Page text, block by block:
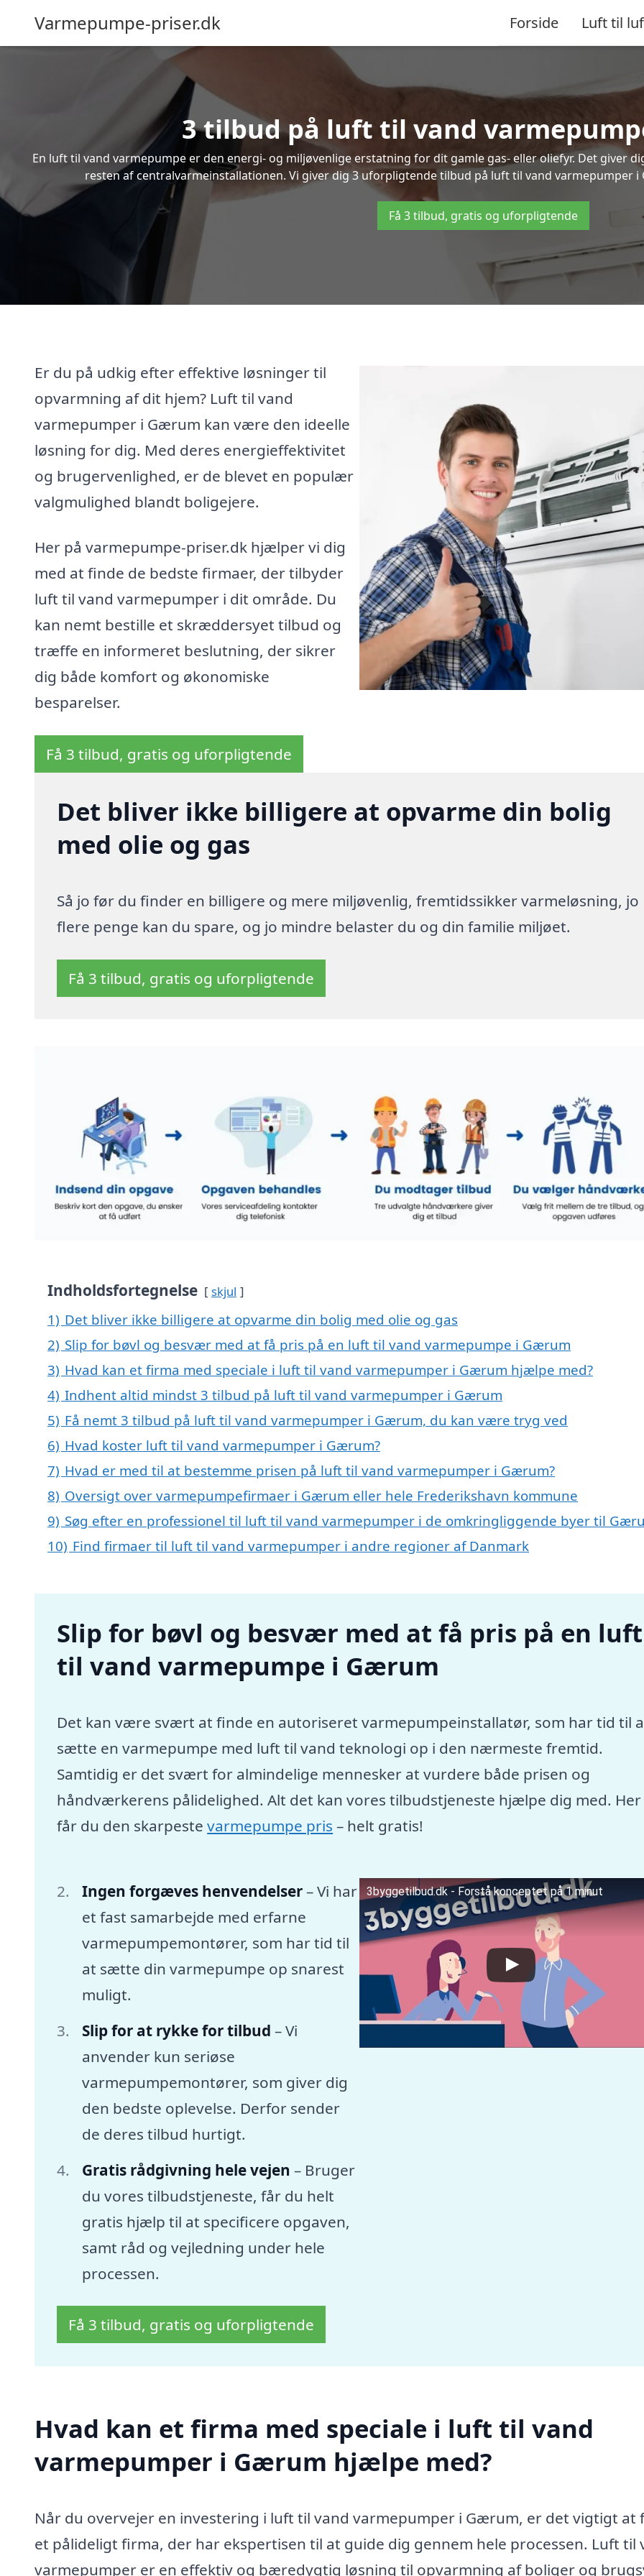
Varmepumpe-priser.dk Forside Luft til
3 tilbud på luft til vand
En luft til vand varmepumpe er den energi- og miljøvenlige erstatning for dit gamle gas- eller oliefyr. Det giver
resten af centralvarmeinstallationen. Vi giver dig 3 uforpligtende tilbud på luft til vand varmepumper
Få 3 tilbud, gratis og uforpligtende
Er du på udkig efter effektive løsninger til
opvarmning af dit hjem? Luft til vand
varmepumper i Gærum kan være den ideelle
løsning for dig. Med deres energieffektivitet
og brugervenlighed, er de blevet en populær
valgmulighed blandt boligejere.
Her på varmepumpe-priser.dk hjælper vi dig
med at finde de bedste firmaer, der tilbyder
luft til vand varmepumper i dit område. Du
kan nemt bestille et skræddersyet tilbud og
træffe en informeret beslutning, der sikrer
dig både komfort og økonomiske
besparelser.
Få 3 tilbud, gratis og uforpligtende
Det bliver ikke billigere at opvarme din bolig
med olie og gas
Så jo før du finder en billigere og mere miljøvenlig, fremtidssikker varmeløsning, jo
flere penge kan du spare, og jo mindre belaster du og din familie miljøet.
Få 3 tilbud, gratis og uforpligtende
Indholdsfortegnelse skjul
1) Det bliver ikke billigere at opvarme din bolig med olie og gas
2) Slip for bøvl og besvær med at få pris på en luft til vand varmepumpe i Gærum
3) Hvad kan et firma med speciale i luft til vand varmepumper i Gærum hjælpe med?
4) Indhent altid mindst 3 tilbud på luft til vand varmepumper i Gærum
5) Få nemt 3 tilbud på luft til vand varmepumper i Gærum, du kan være tryg ved
6) Hvad koster luft til vand varmepumper i Gærum?
7) Hvad er med til at bestemme prisen på luft til vand varmepumper i Gærum?
8) Oversigt over varmepumpefirmaer i Gærum eller hele Frederikshavn kommune
9) Søg efter en professionel til luft til vand varmepumper i de omkringliggende byer til
10) Find firmaer til luft til vand varmepumper i andre regioner af Danmark
Slip for bøvl og besvær med at få pris på en luft
til vand varmepumpe i Gærum
Det kan være svært at finde en autoriseret varmepumpeinstallatør, som har tid til
sætte en varmepumpe med luft til vand teknologi op i den nærmeste fremtid.
Samtidig er det svært for almindelige mennesker at vurdere både prisen og
håndværkerens pålidelighed. Alt det kan vores tilbudstjeneste hjælpe dig med. Her
får du den skarpestevarmepumpe pris – helt gratis!
Ingen forgæves henvendelser– Vi har
et fast samarbejde med erfarne
varmepumpemontører, som har tid til
at sætte din varmepumpe op snarest
muligt.
Slip for at rykke for tilbud – Vi
anvender kun seriøse
varmepumpemontører, som giver dig
den bedste oplevelse. Derfor sender
de deres tilbud hurtigt.
Gratis rådgivning hele vejen – Bruger
du vores tilbudstjeneste, får du helt
gratis hjælp til at specificere opgaven,
samt råd og vejledning under hele
processen.
3byggetilbud.dk - Forstå konceptet på 1 minut
Få 3 tilbud, gratis og uforpligtende
Hvad kan et firma med speciale i luft til vand
varmepumper i Gærum hjælpe med?
Når du overvejer en investering i luft til vand varmepumper i Gærum, er det vigtigt at
et pålideligt firma, der har ekspertisen til at guide dig gennem hele processen. Luft til
varmepumper er en effektiv og bæredygtig løsning til opvarmning af boliger og